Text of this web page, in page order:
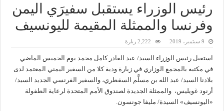
رئيس الوزراء يستقبل سفيرَي اليمن
وفرنسا والممثلة المقيمة لليونسيف
9 سبتمبر، 2019 2,222 زيارة
استقبل رئيس الوزراء السيد/ عبد القادر كامل محمد يوم الخميس الماضي
في مكتبه بالمجمع الوزاري في زيارة ودية كلا من السفير اليمني المعتمد لدى
بلادنا السيد/ عبد الله بن مسلَّم السقطري، والسفير الفرنسي الجديد السيد/
أرنود غويليس، والممثلة الجديدة لصندوق الأمم المتحدة لرعاية الطفولة
«اليونسيف» السيدة/ مليفا جونسون.